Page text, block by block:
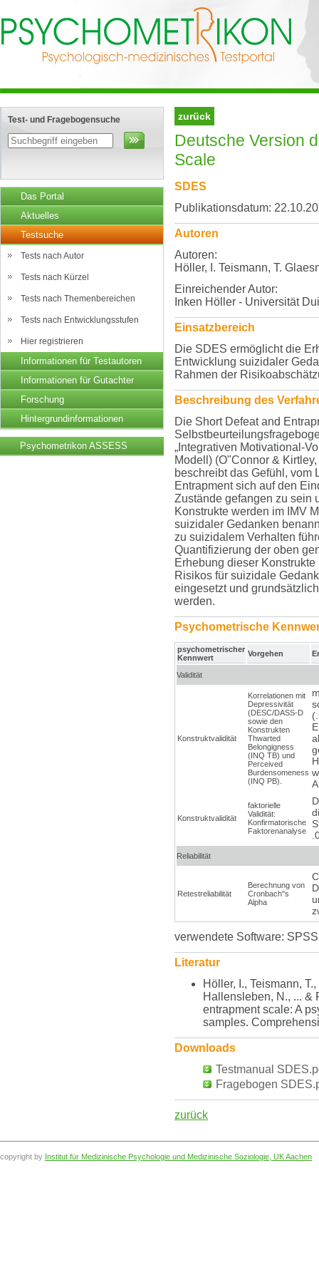
Test- und Fragebogensuche
Das Portal
Aktuelles
Testsuche
Tests nach Autor
Tests nach Kürzel
Tests nach Themenbereichen
Tests nach Entwicklungsstufen
Hier registrieren
Informationen für Testautoren
Informationen für Gutachter
Forschung
Hintergrundinformationen
Psychometrikon ASSESS
zurück
Deutsche Version
Scale
SDES
Publikationsdatum:
Autoren
Autoren:
Höller, I. Teismann, T.
Einreichender Autor:
Inken Höller - Universität
Einsatzbereich
Die SDES ermöglicht die
Entwicklung suizidaler
Rahmen der
Beschreibung des
Die Short Defeat and
„Integrativen Motivational-
Modell) (O"Connor &
beschreibt das Gefühl, vom
Entrapment sich auf den
Zustände gefangen zu sein
Konstrukte werden im IMV
suizidaler Gedanken
zu suizidalem Verhalten
Quantifizierung der oben
Erhebung dieser
Risikos für suizidale
eingesetzt und
werden.
Psychometrische
psychometrischer
Kennwert
Vorgehen
Validität
Konstruktvalidität
Korrelationen mit
Depressivität
(DESC/DASS-D
sowie den
Konstrukten
Thwarted
Belongigness
(INQ TB) und
Perceived
Burdensomeness
(INQ PB).
Konstruktvalidität
faktorielle
Validität:
Konfirmatorische
Faktorenanalyse
Reliabilität
Retestreliabilität
Berechnung von
Cronbach"s
Alpha
verwendete Software:
Literatur
Höller, I., Teismann,
Hallensleben, N., ... &
entrapment scale: A
samples.
Downloads
Testmanual
Fragebogen
zurück
copyright by Institut für Medizinische Psychologie und Medizinische Soziologie, UK Aachen